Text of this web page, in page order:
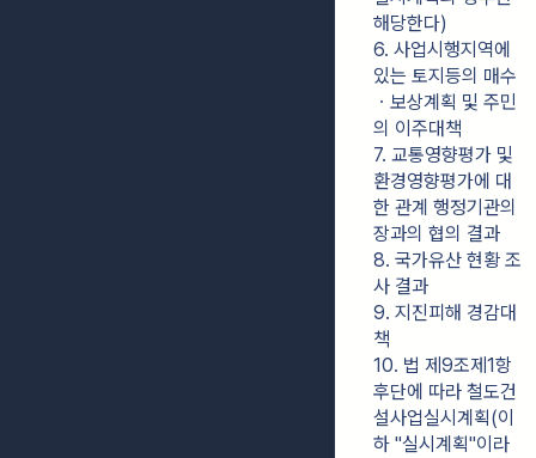
해당한다)
6. 사업시행지역에
있는 토지등의 매수
ㆍ보상계획 및 주민
의 이주대책
7. 교통영향평가 및
환경영향평가에 대
한 관계 행정기관의
장과의 협의 결과
8. 국가유산 현황 조
사 결과
9. 지진피해 경감대
책
10. 법 제9조제1항
후단에 따라 철도건
설사업실시계획(이
하 "실시계획"이라